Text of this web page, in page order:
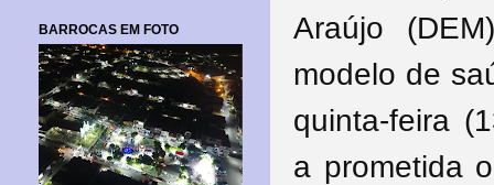
Araújo
modelo de
quinta-feira
a prometida
BARROCAS EM FOTO